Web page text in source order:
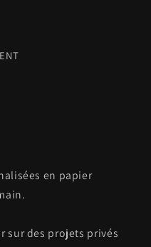
en papier
sur des projets privés